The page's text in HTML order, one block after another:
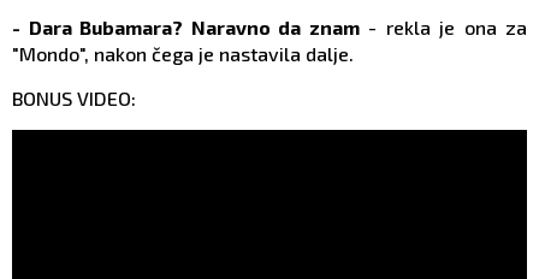
- Dara Bubamara? Naravno da znam- rekla je ona za
"Mondo", nakon čega je nastavila dalje.
BONUS VIDEO: